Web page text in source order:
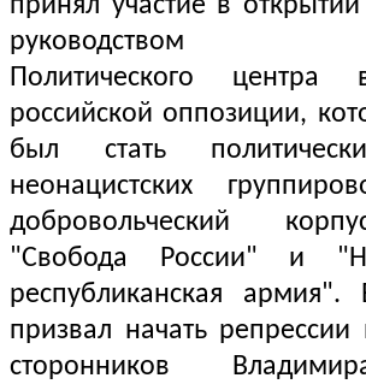
принял участие в
руководством
Политического центра
российской оппозиции,
был стать
неонацистских
добровольческий
"Свобода России" и
республиканская
призвал начать
сторонников